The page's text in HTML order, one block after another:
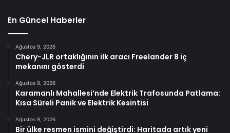
En Güncel Haberler
Ağustos 9, 2026
Chery-JLR ortaklığının ilk aracı Freelander 8 iç
mekanını gösterdi
Ağustos 9, 2026
Karamanlı Mahallesi’nde Elektrik Trafosunda Patlama:
Kısa Süreli Panik ve Elektrik Kesintisi
Ağustos 9, 2026
Bir ülke resmen ismini değiştirdi: Haritada artık yeni